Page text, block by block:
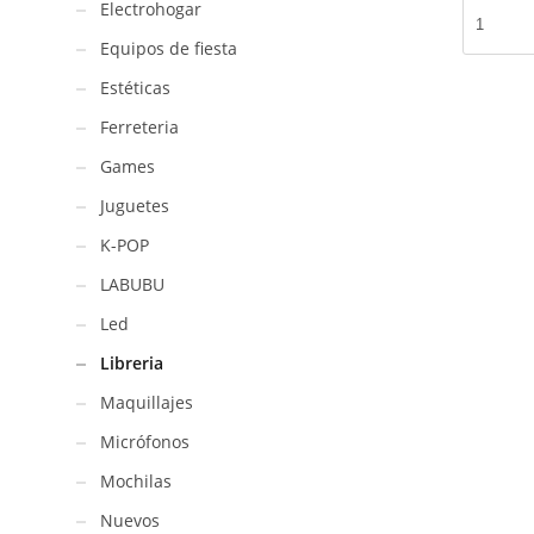
borrar
Electrohogar
Equipos de fiesta
Estéticas
Ferreteria
Games
Juguetes
K-POP
LABUBU
Led
Libreria
Maquillajes
Micrófonos
Mochilas
Nuevos